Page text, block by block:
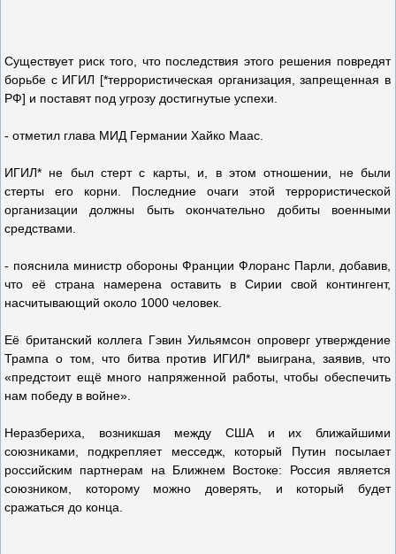
Существует риск того, что последствия этого решения повредят
борьбе с ИГИЛ [*террористическая организация, запрещенная в
РФ] и поставят под угрозу достигнутые успехи.
- отметил глава МИД Германии Хайко Маас.
ИГИЛ* не был стерт с карты, и, в этом отношении, не были
стерты его корни. Последние очаги этой террористической
организации должны быть окончательно добиты военными
средствами.
- пояснила министр обороны Франции Флоранс Парли, добавив,
что её страна намерена оставить в Сирии свой контингент,
насчитывающий около 1000 человек.
Её британский коллега Гэвин Уильямсон опроверг утверждение
Трампа о том, что битва против ИГИЛ* выиграна, заявив, что
«предстоит ещё много напряженной работы, чтобы обеспечить
нам победу в войне».
Неразбериха, возникшая между США и их ближайшими
союзниками, подкрепляет месседж, который Путин посылает
российским партнерам на Ближнем Востоке: Россия является
союзником, которому можно доверять, и который будет
сражаться до конца.